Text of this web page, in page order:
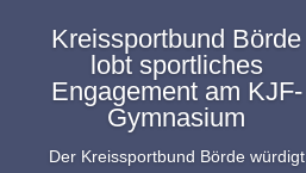
Kreissportbund Börde
lobt sportliches
Engagement am KJF-
Gymnasium
Der Kreissportbund Börde würdigt